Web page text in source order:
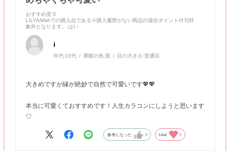
おすすめ度:5
LILYANNAでの購入品である※購入履歴がない商品の場合ポイント付与対
象外となります。
:はい
i
年代:10代 裸眼の色:黒 目の大きさ:普通目
大きめですが縁が絶妙で自然で可愛いです💖💖
本当に可愛くておすすめです！人生カラコンにしようと思います
♡
参考になった 0 Like! 0